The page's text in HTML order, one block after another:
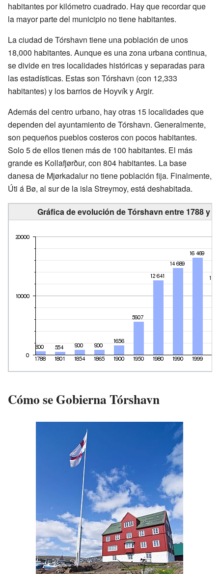
habitantes por kilómetro cuadrado. Hay que recordar que
la mayor parte del municipio no tiene habitantes.
La ciudad de Tórshavn tiene una población de unos
18,000 habitantes. Aunque es una zona urbana continua,
se divide en tres localidades históricas y separadas para
las estadísticas. Estas son Tórshavn (con 12,333
habitantes) y los barrios de Hoyvík y Argir.
Además del centro urbano, hay otras 15 localidades que
dependen del ayuntamiento de Tórshavn. Generalmente,
son pequeños pueblos costeros con pocos habitantes.
Solo 5 de ellos tienen más de 100 habitantes. El más
grande es Kollafjørður, con 804 habitantes. La base
danesa de Mjørkadalur no tiene población fija. Finalmente,
Úti á Bø, al sur de la isla Streymoy, está deshabitada.
Gráfica de evolución de Tórshavn entre 1788 y
Cómo se Gobierna Tórshavn